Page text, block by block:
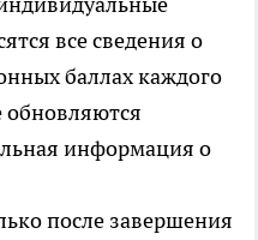
все сведения о
баллах каждого
обновляются
информация о
после завершения